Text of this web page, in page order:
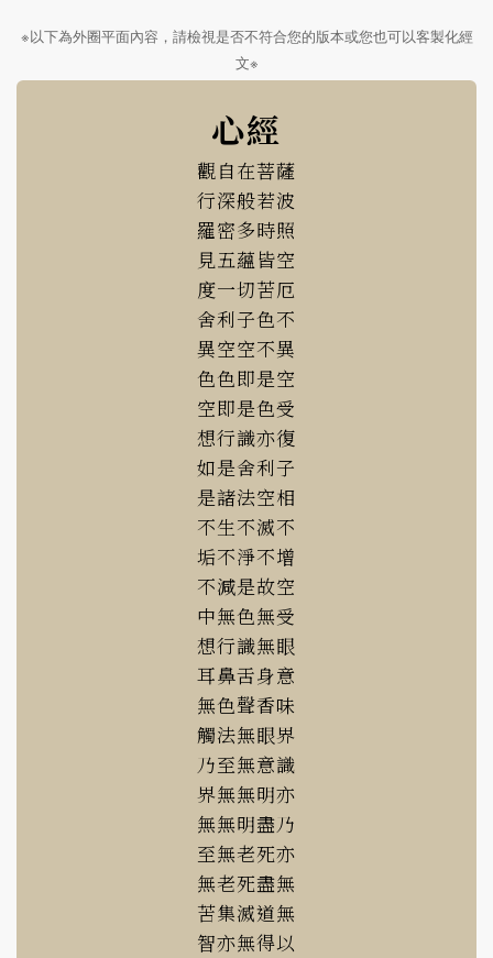
※以下為外圈平面內容，請檢視是否不符合您的版本或您也可以客製化經
文※
心經
觀自在菩薩
行深般若波
羅密多時照
見五蘊皆空
度一切苦厄
舍利子色不
異空空不異
色色即是空
空即是色受
想行識亦復
如是舍利子
是諸法空相
不生不滅不
垢不淨不增
不減是故空
中無色無受
想行識無眼
耳鼻舌身意
無色聲香味
觸法無眼界
乃至無意識
界無無明亦
無無明盡乃
至無老死亦
無老死盡無
苦集滅道無
智亦無得以